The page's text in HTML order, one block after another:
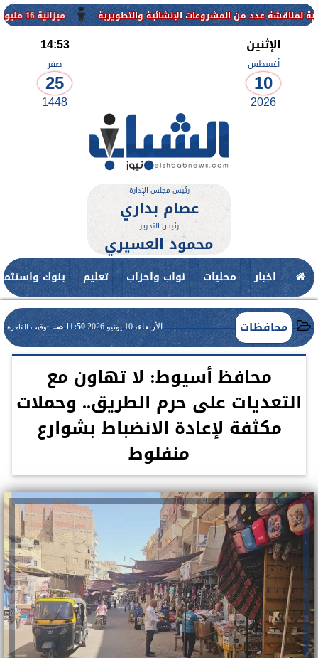
ميزانية 16 مليون جنيه لتطوير حديقة ناصر بأبوتيج.. نقلة حضارية تحافظ على تاريخها المشروعات الإنشائية والتطويرية
الإثنين
أغسطس
10
2026
14:53
صفر
25
1448
رئيس مجلس الإدارة
عصام بداري
رئيس التحرير
محمود العسيري
اخبار محليات نواب واحزاب تعليم بنوك
محافظات الأربعاء، 10 يونيو 2026 11:50 صـ بتوقيت القاهرة
محافظ أسيوط: لا تهاون مع
التعديات على حرم الطريق.. وحملات
مكثفة لإعادة الانضباط بشوارع
منفلوط